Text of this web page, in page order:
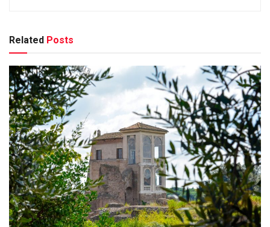
Related Posts